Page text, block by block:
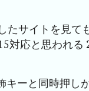
たサイトを見て
対応と思われる
ーと同時押し